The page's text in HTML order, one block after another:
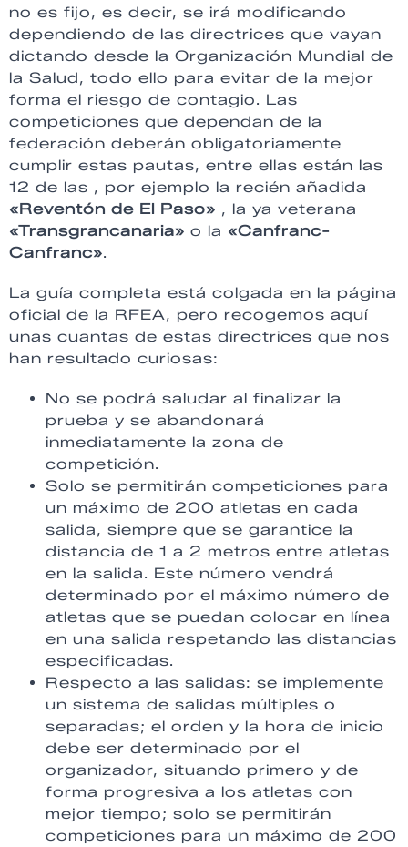
no es fijo, es decir, se irá modificando
dependiendo de las directrices que vayan
dictando desde la Organización Mundial de
la Salud, todo ello para evitar de la mejor
forma el riesgo de contagio. Las
competiciones que dependan de la
federación deberán obligatoriamente
cumplir estas pautas, entre ellas están las
12 de las , por ejemplo la recién añadida
«Reventón de El Paso» , la ya veterana
«Transgrancanaria» o la «Canfranc-
Canfranc».
La guía completa está colgada en la página
oficial de la RFEA, pero recogemos aquí
unas cuantas de estas directrices que nos
han resultado curiosas:
No se podrá saludar al finalizar la
prueba y se abandonará
inmediatamente la zona de
competición.
Solo se permitirán competiciones para
un máximo de 200 atletas en cada
salida, siempre que se garantice la
distancia de 1 a 2 metros entre atletas
en la salida. Este número vendrá
determinado por el máximo número de
atletas que se puedan colocar en línea
en una salida respetando las distancias
especificadas.
Respecto a las salidas: se implemente
un sistema de salidas múltiples o
separadas; el orden y la hora de inicio
debe ser determinado por el
organizador, situando primero y de
forma progresiva a los atletas con
mejor tiempo; solo se permitirán
competiciones para un máximo de 200